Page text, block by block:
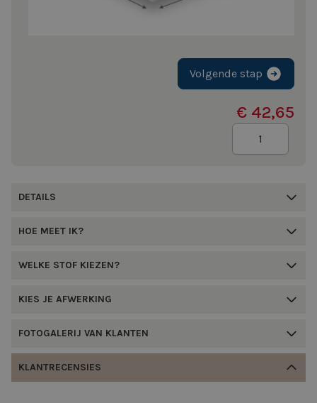
Volgende stap
€ 42,65
DETAILS
HOE MEET IK?
WELKE STOF KIEZEN?
KIES JE AFWERKING
FOTOGALERIJ VAN KLANTEN
KLANTRECENSIES